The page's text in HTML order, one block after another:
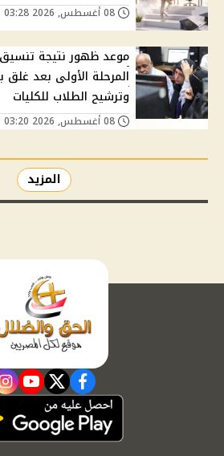
المرحلة الأولى بعد غلق
وترشيح الطلاب للكليات
المزيد
facebook
twitter